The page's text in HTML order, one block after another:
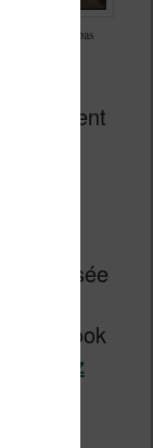
Vision Pro : pas
plus
pensée
des
d’ebook
regardez